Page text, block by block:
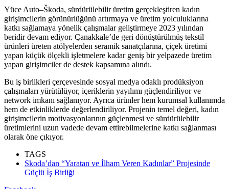
Yüce Auto–Škoda, sürdürülebilir üretim gerçekleştiren kadın
girişimcilerin görünürlüğünü artırmaya ve üretim yolculuklarına
katkı sağlamaya yönelik çalışmalar geliştirmeye 2023 yılından
beridir devam ediyor. Çanakkale’de geri dönüştürülmüş tekstil
ürünleri üreten atölyelerden seramik sanatçılarına, çiçek üretimi
yapan küçük ölçekli işletmelere kadar geniş bir yelpazede üretim
yapan girişimciler de destek kapsamına alındı.
Bu iş birlikleri çerçevesinde sosyal medya odaklı prodüksiyon
çalışmaları yürütülüyor, içeriklerin yayılımı güçlendiriliyor ve
network imkanı sağlanıyor. Ayrıca ürünler hem kurumsal kullanımda
hem de etkinliklerde değerlendiriliyor. Projenin temel değeri, kadın
girişimcilerin motivasyonlarının güçlenmesi ve sürdürülebilir
üretimlerini uzun vadede devam ettirebilmelerine katkı sağlanması
olarak öne çıkıyor.
TAGS
Skoda’dan “Yaratan ve İlham Veren Kadınlar” Projesinde
Güçlü İş Birliği